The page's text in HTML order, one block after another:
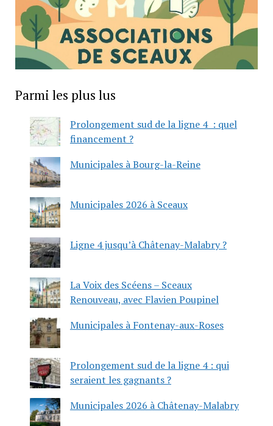
Parmi les plus lus
Prolongement sud de la ligne 4 : quel
financement ?
Municipales à Bourg-la-Reine
Municipales 2026 à Sceaux
Ligne 4 jusqu’à Châtenay-Malabry ?
La Voix des Scéens – Sceaux
Renouveau, avec Flavien Poupinel
Municipales à Fontenay-aux-Roses
Prolongement sud de la ligne 4 : qui
seraient les gagnants ?
Municipales 2026 à Châtenay-Malabry